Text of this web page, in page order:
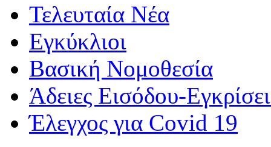
Τελευταία Νέα
Εγκύκλιοι
Βασική Νομοθεσία
Άδειες Εισόδου-
Έλεγχος για Covid 19